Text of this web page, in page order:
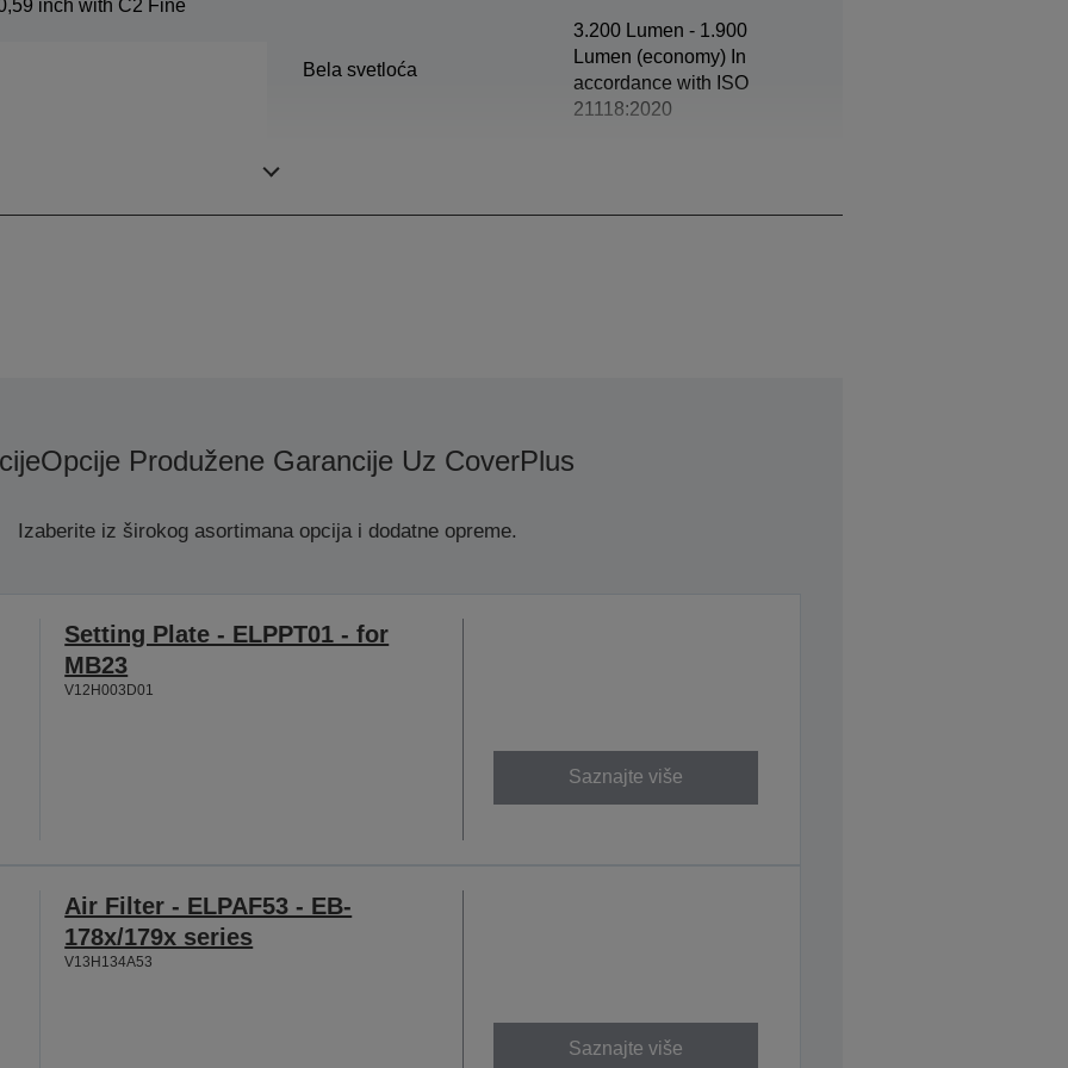
inch with C2 Fine
Bela svetloća
3.200 Lumen - 1.900
Lumen (economy) In
accordance with ISO
21118:2020
Opcije Produžene Garancije Uz CoverPlus
Izaberite iz širokog asortimana opcija i dodatne opreme.
Setting Plate - ELPPT01 - for
MB23
V12H003D01
Saznajte više
Air Filter - ELPAF53 - EB-
178x/179x series
V13H134A53
Saznajte više